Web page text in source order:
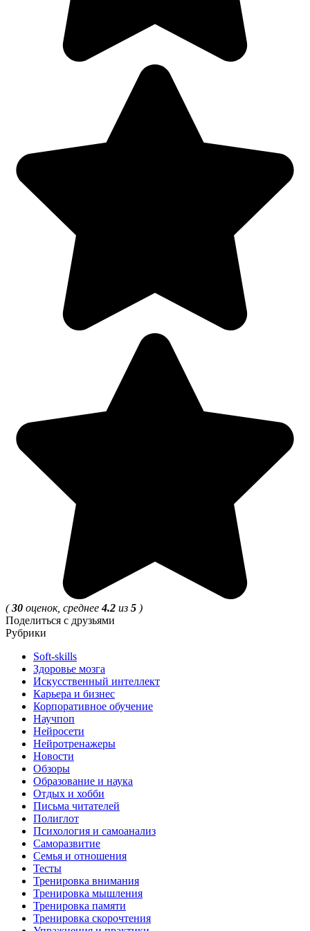
(30 оценок, среднее4.2 из 5 )
Поделиться с друзьями
Рубрики
Soft-skills
Здоровье мозга
Искусственный интеллект
Карьера и бизнес
Корпоративное обучение
Научпоп
Нейросети
Нейротренажеры
Новости
Обзоры
Образование и наука
Отдых и хобби
Письма читателей
Полиглот
Психология и самоанализ
Саморазвитие
Семья и отношения
Тесты
Тренировка внимания
Тренировка мышления
Тренировка памяти
Тренировка скорочтения